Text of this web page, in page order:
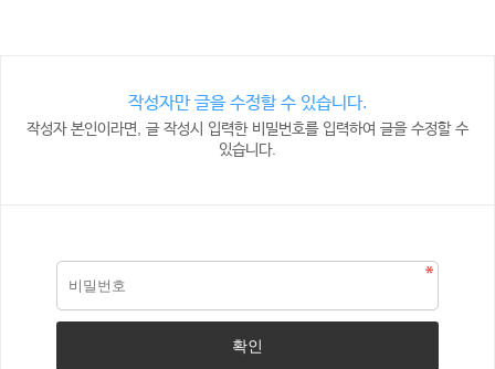
작성자만 글을 수정할 수 있습니다.
작성자 본인이라면, 글 작성시 입력한 비밀번호를 입력하여 글을 수정할 수
있습니다.